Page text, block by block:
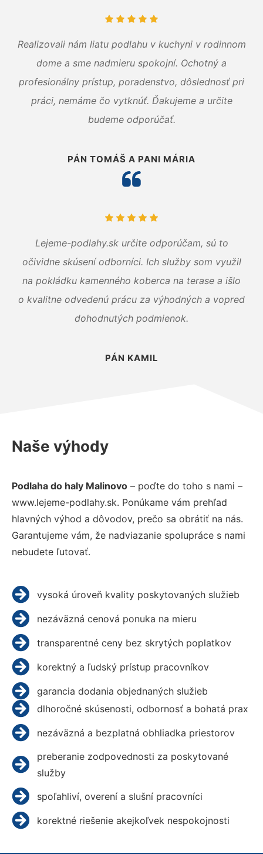
Realizovali nám liatu podlahu v kuchyni v rodinnom
dome a sme nadmieru spokojní. Ochotný a
profesionálny prístup, poradenstvo, dôslednosť pri
práci, nemáme čo vytknúť. Ďakujeme a určite
budeme odporúčať.
PÁN TOMÁŠ A PANI MÁRIA
Lejeme-podlahy.sk určite odporúčam, sú to
očividne skúsení odborníci. Ich služby som využil
na pokládku kamenného koberca na terase a išlo
o kvalitne odvedenú prácu za výhodných a vopred
dohodnutých podmienok.
PÁN KAMIL
Naše výhody
Podlaha do haly Malinovo – poďte do toho s nami –
www.lejeme-podlahy.sk. Ponúkame vám prehľad
hlavných výhod a dôvodov, prečo sa obrátiť na nás.
Garantujeme vám, že nadviazanie spolupráce s nami
nebudete ľutovať.
vysoká úroveň kvality poskytovaných služieb
nezáväzná cenová ponuka na mieru
transparentné ceny bez skrytých poplatkov
korektný a ľudský prístup pracovníkov
garancia dodania objednaných služieb
dlhoročné skúsenosti, odbornosť a bohatá prax
nezáväzná a bezplatná obhliadka priestorov
preberanie zodpovednosti za poskytované
služby
spoľahliví, overení a slušní pracovníci
korektné riešenie akejkoľvek nespokojnosti